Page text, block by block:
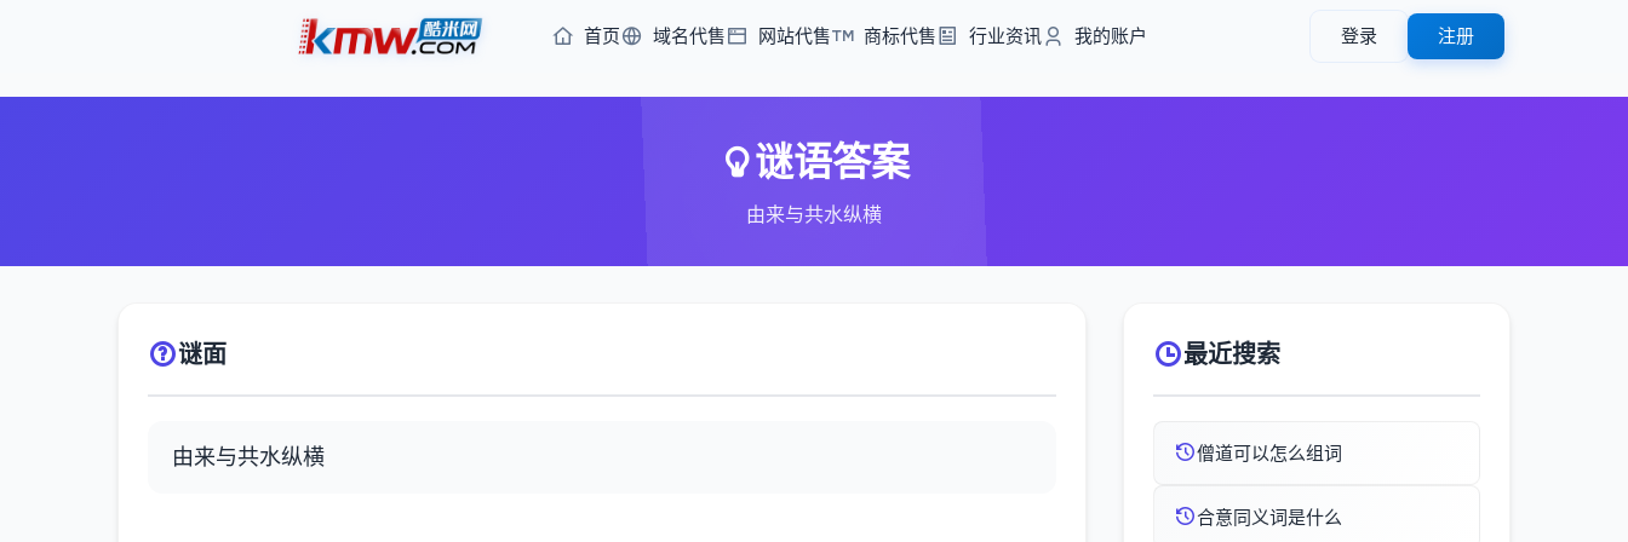
首页 域名代售 网站代售 商标代售 行业资讯 我的账户 登录 注册
谜语答案
由来与共水纵横
谜面
由来与共水纵横
最近搜索
僧道可以怎么组词
合意同义词是什么